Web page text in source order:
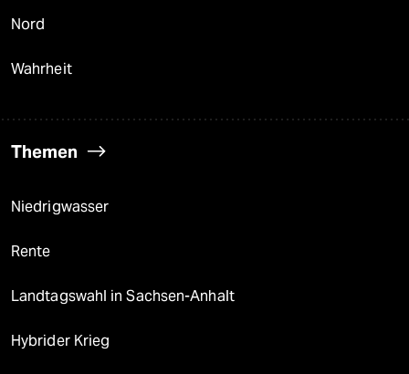
Nord
Wahrheit
Themen
Niedrigwasser
Rente
Landtagswahl in Sachsen-Anhalt
Hybrider Krieg